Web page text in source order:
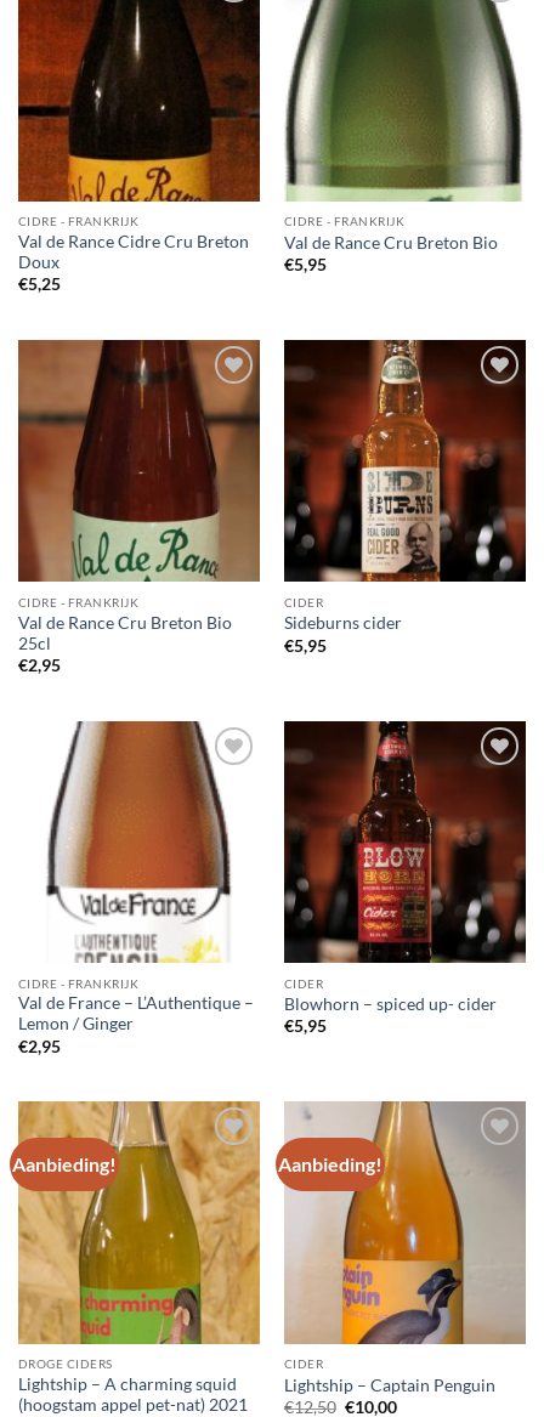
Voeg toe
wensenlijst
CIDRE - FRANKRIJK
Val de Rance Cidre Cru Breton
Doux
€5,25
Voeg toe
aan
wensenlijst
CIDRE - FRANKRIJK
Val de Rance Cru Breton Bio
€5,95
Voeg toe
aan
wensenlijst
CIDRE - FRANKRIJK
Val de Rance Cru Breton Bio
25cl
€2,95
wensenlijst
CIDER
Sideburns cider
€5,95
Voeg toe
aan
wensenlijst
CIDRE - FRANKRIJK
Val de France – L’Authentique –
Lemon / Ginger
€2,95
CIDER
Blowhorn – spiced up- cider
€5,95
Aanbieding!
Voeg toe
aan
wensenlijst
DROGE CIDERS
Lightship – A charming squid
(hoogstam appel pet-nat) 2021
Aanbieding!
wensenlijst
CIDER
Lightship – Captain Penguin
€12,50 Oorspronkelijke
€10,00Huidige